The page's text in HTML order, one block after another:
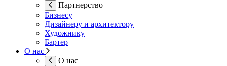
Партнерство
Бизнесу
Дизайнеру и архитектору
Художнику
Бартер
О нас
О нас